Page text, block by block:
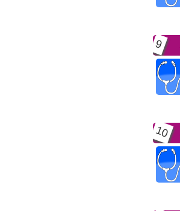
9
10